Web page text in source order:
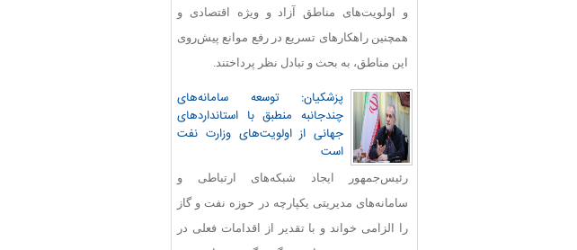
و اولویت‌های مناطق آزاد و ویژه اقتصادی و
همچنین راهکارهای تسریع در رفع موانع پیش‌روی
این مناطق، به بحث و تبادل نظر پرداختند.
پزشکیان: توسعه سامانه‌های
چندجانبه منطبق با استانداردهای
جهانی از اولویت‌های وزارت نفت
است
رئیس‌جمهور ایجاد شبکه‌های ارتباطی و
سامانه‌های مدیریتی یکپارچه در حوزه نفت و گاز
را الزامی خواند و با تقدیر از اقدامات فعلی در